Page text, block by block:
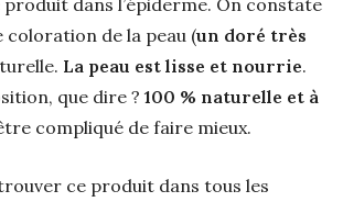
coloration de la peau (un doré très
La peau est lisse et nourrie.
que dire ? 100 % naturelle et à
compliqué de faire mieux.
ce produit dans tous les